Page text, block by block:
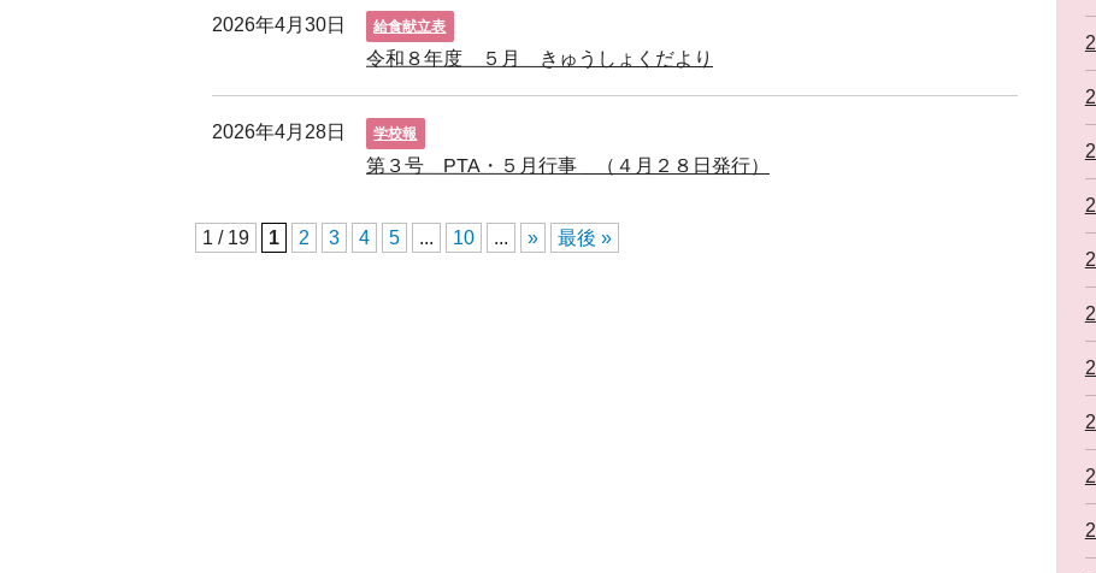
2026年4月30日 給食献立表
令和８年度 ５月 きゅうしょくだより
2026年4月28日 学校報
第３号 PTA・５月行事 （４月２８日発行）
1 / 19 1 2 3 4 5 ... 10 ... » 最後 »